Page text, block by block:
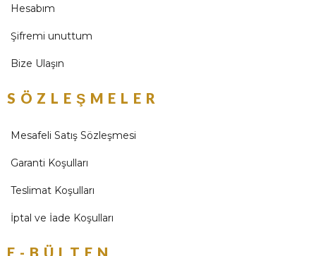
Hesabım
Şifremi unuttum
Bize Ulaşın
SÖZLEŞMELER
Mesafeli Satış Sözleşmesi
Garanti Koşulları
Teslimat Koşulları
İptal ve İade Koşulları
E-BÜLTEN